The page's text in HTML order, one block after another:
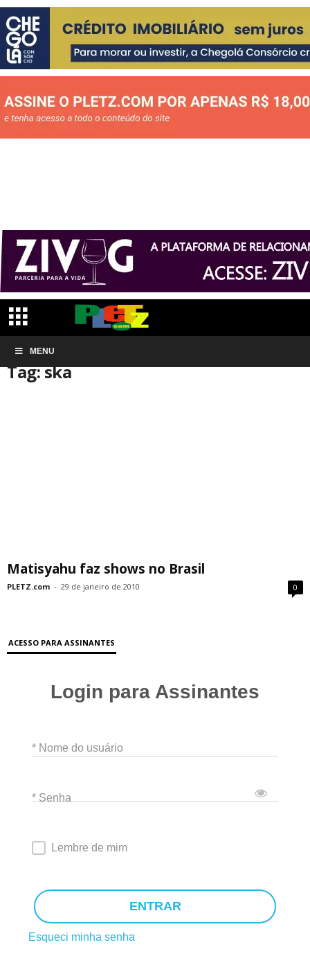
MENU
Início Tags
Tag: ska
Matisyahu faz shows no Brasil
PLETZ.com - 29 de janeiro de 2010 0
ACESSO PARA ASSINANTES
Login para Assinantes
* Nome do usuário
* Senha
Lembre de mim
ENTRAR
Esqueci minha senha